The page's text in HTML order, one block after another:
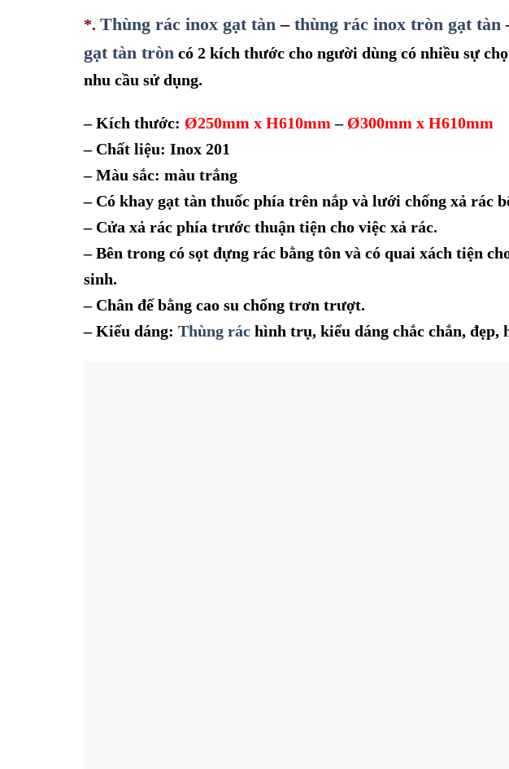
*. Thùng rác inox gạt tàn– thùng rác inox tròn gạt tàn
gạt tàn tròncó 2 kích thước cho người dùng có nhiều sự
nhu cầu sử dụng.
– Kích thước: Ø250mm x H610mm–Ø300mm x H610mm
– Chất liệu: Inox 201
– Màu sắc: màu trắng
– Có khay gạt tàn thuốc phía trên nắp và lưới chống xả rác
– Cửa xả rác phía trước thuận tiện cho việc xả rác.
–Bên trong có sọt đựng rác bằng tôn và có quai xách tiện
sinh.
– Chân đế bằng cao su chống trơn trượt.
–Kiểu dáng: Thùng ráchình trụ, kiểu dáng chắc chắn, đẹp,